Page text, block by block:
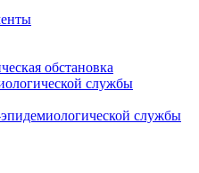
обстановка
службы
службы